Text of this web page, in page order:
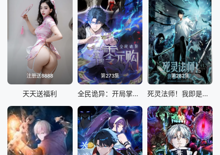
注册送8888
天天送福利
第273集
全民诡异：开局掌握零元购
第282集
死灵法师！我即是天灾